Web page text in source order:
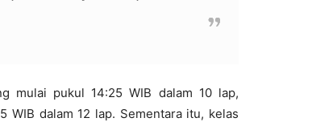
mulai pukul 14:25 WIB dalam 10 lap,
WIB dalam 12 lap. Sementara itu, kelas